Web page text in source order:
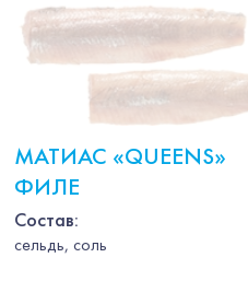
МАТИАС «QUEENS»
ФИЛЕ
Состав:
cельдь, соль